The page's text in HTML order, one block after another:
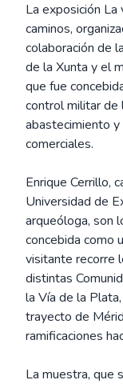
La exposición La
caminos,
colaboración de
de la Xunta y el
que fue
control militar de
abastecimiento
comerciales.
Enrique Cerrillo,
Universidad de
arqueóloga, son
concebida como
visitante recorre
distintas
la Vía de la
trayecto de
ramificaciones
La muestra, que